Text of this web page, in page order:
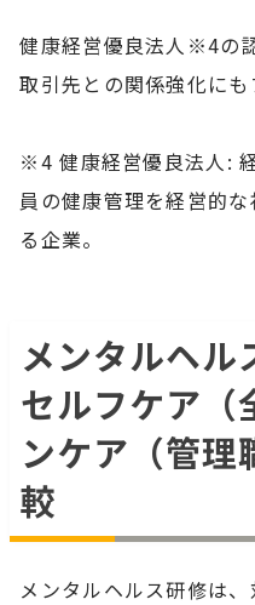
健康経営優良法人※4の
取引先との関係強化にも
※4 健康経営優良法人:
員の健康管理を経営的
る企業。
メンタルヘル
セルフケア（
ンケア（管理
較
メンタルヘルス研修は